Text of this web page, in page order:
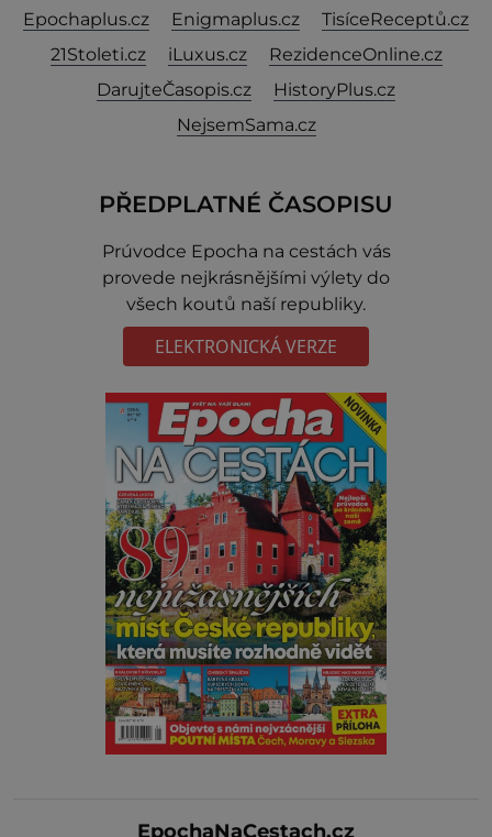
Epochaplus.cz
Enigmaplus.cz
TisíceReceptů.cz
21Stoleti.cz
iLuxus.cz
RezidenceOnline.cz
DarujteČasopis.cz
HistoryPlus.cz
NejsemSama.cz
PŘEDPLATNÉ ČASOPISU
Prúvodce Epocha na cestách vás
provede nejkrásnějšími výlety do
všech koutů naší republiky.
ELEKTRONICKÁ VERZE
EpochaNaCestach.cz